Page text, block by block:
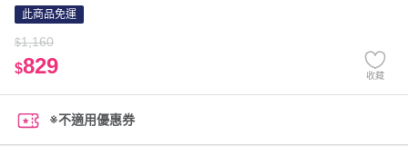
此商品免運
$1,160
$829 收藏
※不適用優惠券